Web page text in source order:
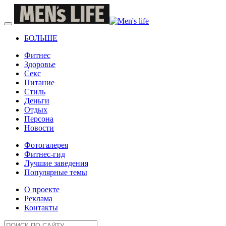
БОЛЬШЕ
Фитнес
Здоровье
Секс
Питание
Стиль
Деньги
Отдых
Персона
Новости
Фотогалерея
Фитнес-гид
Лучшие заведения
Популярные темы
О проекте
Реклама
Контакты